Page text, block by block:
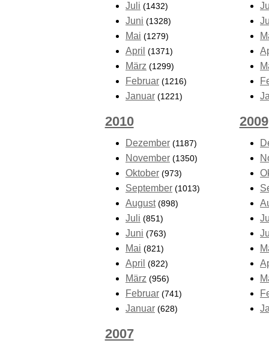
Juli (1432)
Juni (1328)
Mai (1279)
April (1371)
März (1299)
Februar (1216)
Januar (1221)
2010
Dezember (1187)
November (1350)
Oktober (973)
September (1013)
August (898)
Juli (851)
Juni (763)
Mai (821)
April (822)
März (956)
Februar (741)
Januar (628)
2009
2007